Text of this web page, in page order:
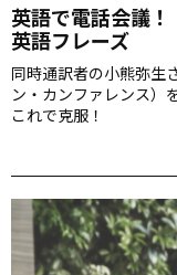
英語で電話会議
英語フレーズ
同時通訳者の小熊弥生
ン・カンファレンス）
これで克服！